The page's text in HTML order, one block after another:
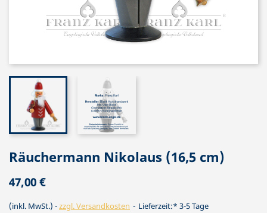
Räuchermann Nikolaus (16,5 cm)
47,00 €
(inkl. MwSt.) zzgl. Versandkosten Lieferzeit:* 3-5 Tage